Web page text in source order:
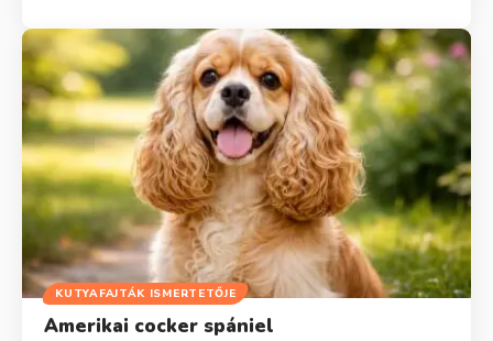
KUTYAFAJTÁK ISMERTETŐJE
Amerikai cocker spániel